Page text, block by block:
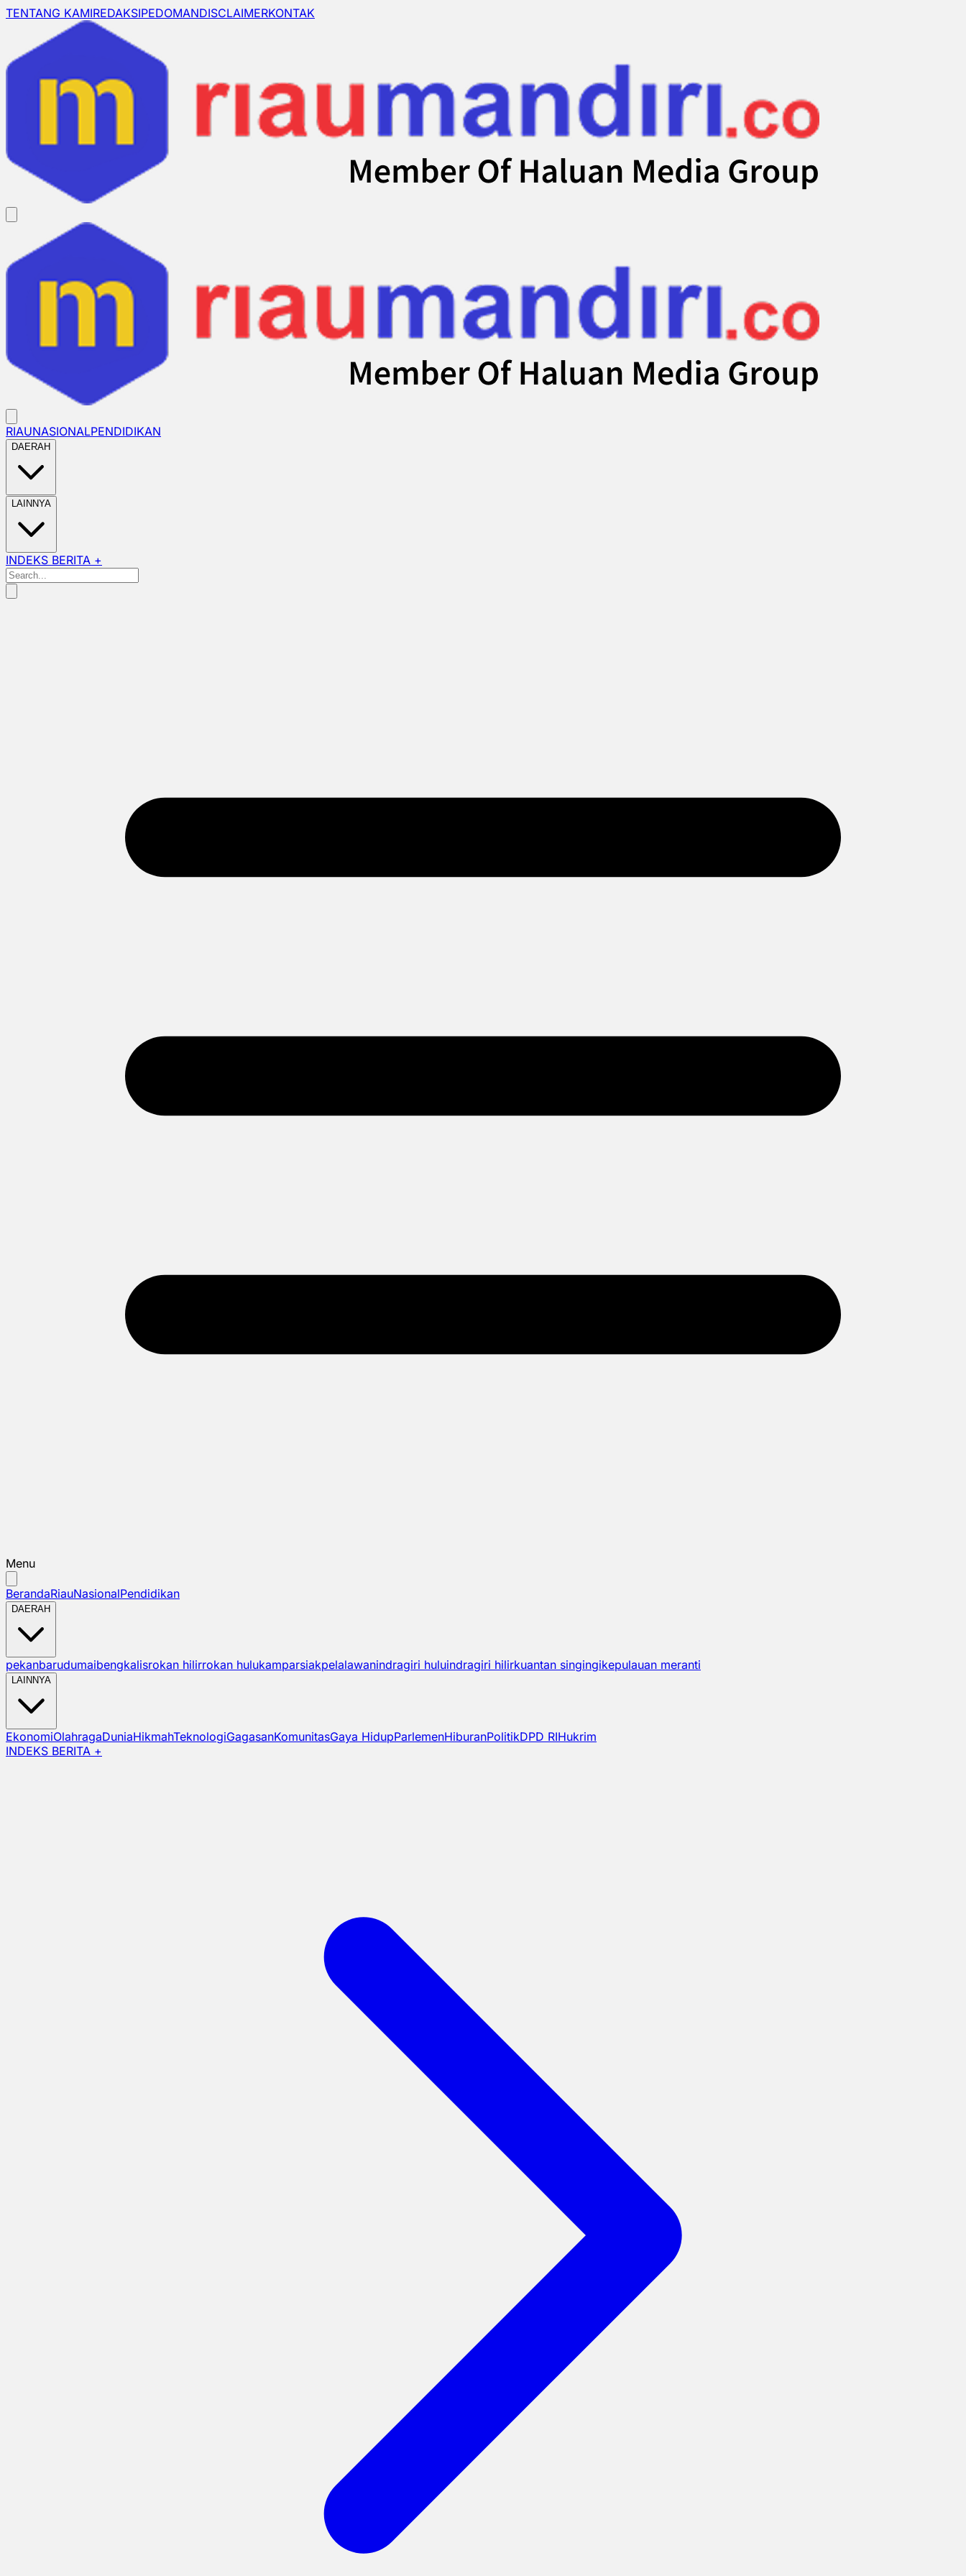
TENTANG KAMIREDAKSIPEDOMANDISCLAIMERKONTAK
RIAUNASIONALPENDIDIKAN
DAERAH
LAINNYA
INDEKS BERITA +
Menu
BerandaRiauNasionalPendidikan
DAERAH
pekanbarudumaibengkalisrokan hilirrokan hulukamparsiakpelalawanindragiri huluindragiri hilirkuantan singingikepulauan meranti
LAINNYA
EkonomiOlahragaDuniaHikmahTeknologiGagasanKomunitasGaya HidupParlemenHiburanPolitikDPD RIHukrim
INDEKS BERITA +